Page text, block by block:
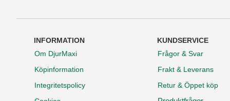
INFORMATION
Om DjurMaxi
Köpinformation
Integritetspolicy
KUNDSERVICE
Frågor & Svar
Frakt & Leverans
Retur & Öppet köp